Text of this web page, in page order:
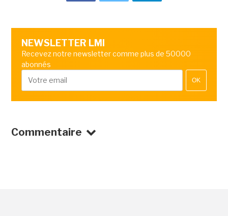
NEWSLETTER LMI
Recevez notre newsletter comme plus de 50000
abonnés
OK
Commentaire